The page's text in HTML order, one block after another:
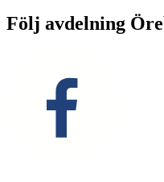
Följ avdelning